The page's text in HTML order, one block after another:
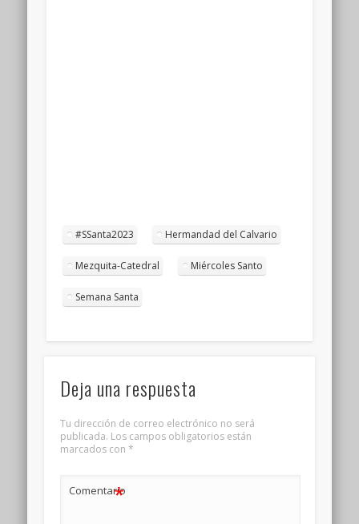
#SSanta2023 Hermandad del Calvario
Mezquita-Catedral Miércoles Santo
Semana Santa
Deja una respuesta
Tu dirección de correo electrónico no será
publicada. Los campos obligatorios están
marcados con *
Comentario
*